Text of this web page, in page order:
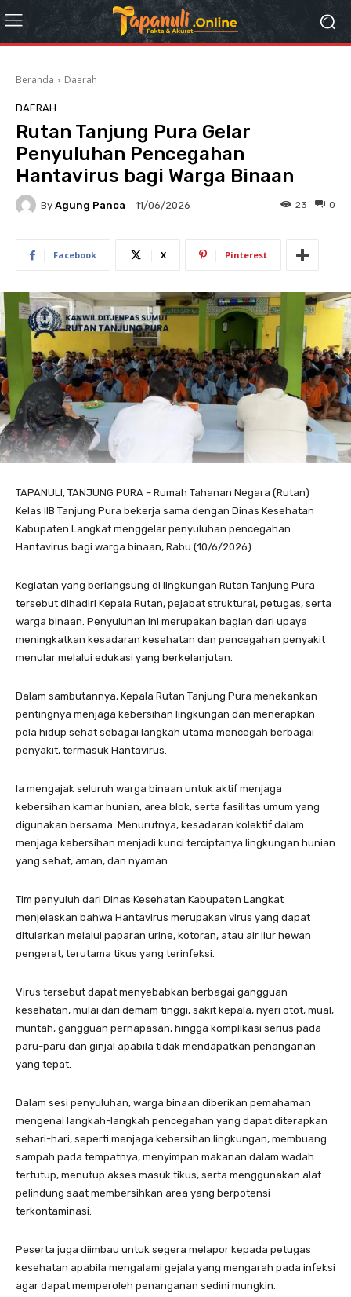
Beranda Daerah
DAERAH
Rutan Tanjung Pura Gelar
Penyuluhan Pencegahan
Hantavirus bagi Warga Binaan
By Agung Panca 11/06/2026 0
23
Facebook X Pinterest
TAPANULI, TANJUNG PURA – Rumah Tahanan Negara (Rutan)
Kelas IIB Tanjung Pura bekerja sama dengan Dinas Kesehatan
Kabupaten Langkat menggelar penyuluhan pencegahan
Hantavirus bagi warga binaan, Rabu (10/6/2026).
Kegiatan yang berlangsung di lingkungan Rutan Tanjung Pura
tersebut dihadiri Kepala Rutan, pejabat struktural, petugas, serta
warga binaan. Penyuluhan ini merupakan bagian dari upaya
meningkatkan kesadaran kesehatan dan pencegahan penyakit
menular melalui edukasi yang berkelanjutan.
Dalam sambutannya, Kepala Rutan Tanjung Pura menekankan
pentingnya menjaga kebersihan lingkungan dan menerapkan
pola hidup sehat sebagai langkah utama mencegah berbagai
penyakit, termasuk Hantavirus.
Ia mengajak seluruh warga binaan untuk aktif menjaga
kebersihan kamar hunian, area blok, serta fasilitas umum yang
digunakan bersama. Menurutnya, kesadaran kolektif dalam
menjaga kebersihan menjadi kunci terciptanya lingkungan hunian
yang sehat, aman, dan nyaman.
Tim penyuluh dari Dinas Kesehatan Kabupaten Langkat
menjelaskan bahwa Hantavirus merupakan virus yang dapat
ditularkan melalui paparan urine, kotoran, atau air liur hewan
pengerat, terutama tikus yang terinfeksi.
Virus tersebut dapat menyebabkan berbagai gangguan
kesehatan, mulai dari demam tinggi, sakit kepala, nyeri otot, mual,
muntah, gangguan pernapasan, hingga komplikasi serius pada
paru-paru dan ginjal apabila tidak mendapatkan penanganan
yang tepat.
Dalam sesi penyuluhan, warga binaan diberikan pemahaman
mengenai langkah-langkah pencegahan yang dapat diterapkan
sehari-hari, seperti menjaga kebersihan lingkungan, membuang
sampah pada tempatnya, menyimpan makanan dalam wadah
tertutup, menutup akses masuk tikus, serta menggunakan alat
pelindung saat membersihkan area yang berpotensi
terkontaminasi.
Peserta juga diimbau untuk segera melapor kepada petugas
kesehatan apabila mengalami gejala yang mengarah pada infeksi
agar dapat memperoleh penanganan sedini mungkin.